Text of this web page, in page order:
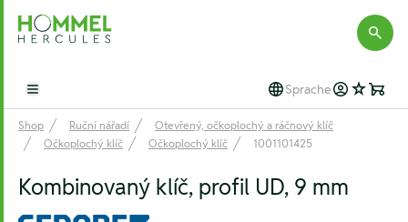
Hommel Hercules
Open main menu Sprache
Shop Ruční nářadí
Otevřený, očkoplochý a ráčnový klíč
Očkoplochý klíč
Očkoplochý klíč 1001101425
Kombinovaný klíč, profil UD, 9 mm